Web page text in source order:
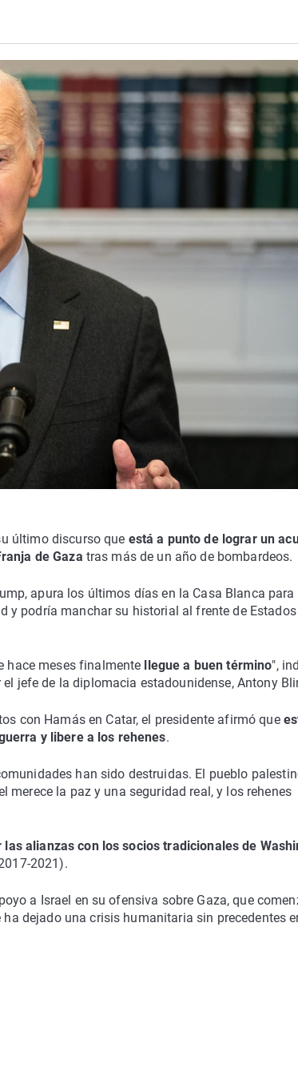
último discurso que está a punto de lograr un
de Gaza tras más de un año de bombardeos.
apura los últimos días en la Casa Blanca para
y podría manchar su historial al frente de Estados
hace meses finalmente llegue a buen término",
jefe de la diplomacia estadounidense, Antony
con Hamás en Catar, el presidente afirmó que
y libere a los rehenes.
han sido destruidas. El pueblo
merece la paz y una seguridad real, y los rehenes
alianzas con los socios tradicionales de
2021).
a Israel en su ofensiva sobre Gaza, que
dejado una crisis humanitaria sin precedentes